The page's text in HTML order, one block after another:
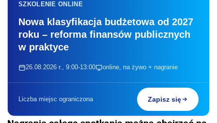
SZKOLENIE ONLINE
Nowa klasyfikacja budżetowa od 2027
roku – reforma finansów publicznych
w praktyce
26.08.2026 r., 9:00-13:00 online, na żywo + nagranie
Liczba miejsc ograniczona Zapisz się